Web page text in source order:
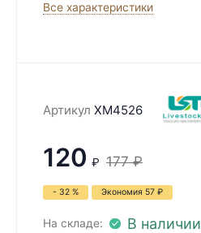
Все характеристики
Артикул XM4526
120 ₽ 177 ₽
- 32 % Экономия 57 ₽
На складе: В наличии